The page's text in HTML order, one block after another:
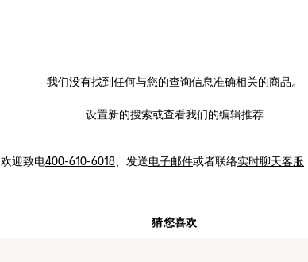
我们没有找到任何与您的查询信息准确相关的商品。
设置新的搜索或查看我们的编辑推荐
欢迎致电400-610-6018 、发送电子邮件或者联络实时聊天客服
猜您喜欢